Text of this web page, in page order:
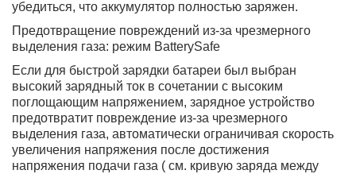
убедиться, что аккумулятор полностью заряжен.
Предотвращение повреждений из-за чрезмерного
выделения газа: режим BatterySafe
Если для быстрой зарядки батареи был выбран
высокий зарядный ток в сочетании с высоким
поглощающим напряжением, зарядное устройство
предотвратит повреждение из-за чрезмерного
выделения газа, автоматически ограничивая скорость
увеличения напряжения после достижения
напряжения подачи газа ( см. кривую заряда между